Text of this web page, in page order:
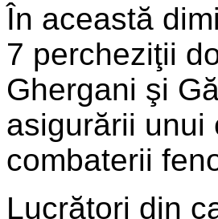
În această
7 percheziţii
Ghergani şi
asigurării unui
combaterii
Lucrători din